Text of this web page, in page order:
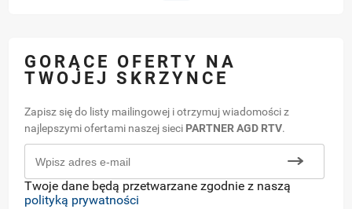
GORĄCE OFERTY NA
TWOJEJ SKRZYNCE
Zapisz się do listy mailingowej i otrzymuj wiadomości z
najlepszymi ofertami naszej sieci PARTNER AGD RTV.
Twoje dane będą przetwarzane zgodnie z naszą
polityką prywatności